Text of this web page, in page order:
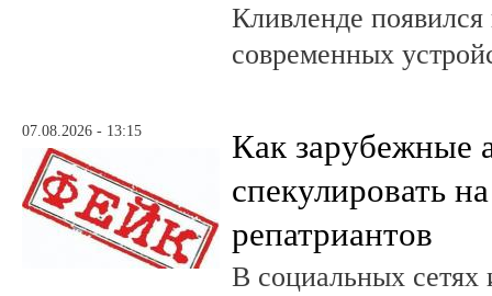
Кливленде
современных
07.08.2026 - 13:15
Как зарубежные
спекулировать
репатриантов
В социальных сетях